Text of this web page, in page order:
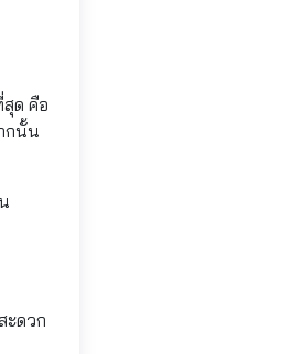
สุด คือ
กนั้น
ะดวก